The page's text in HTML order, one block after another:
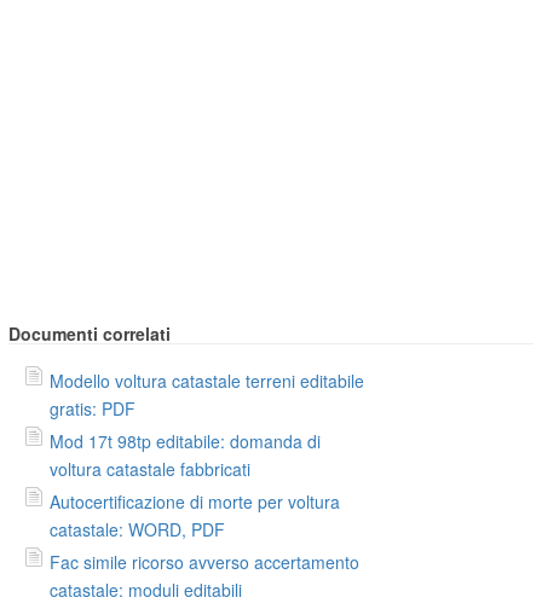
Documenti correlati
Modello voltura catastale terreni editabile
gratis: PDF
Mod 17t 98tp editabile: domanda di
voltura catastale fabbricati
Autocertificazione di morte per voltura
catastale: WORD, PDF
Fac simile ricorso avverso accertamento
catastale: moduli editabili